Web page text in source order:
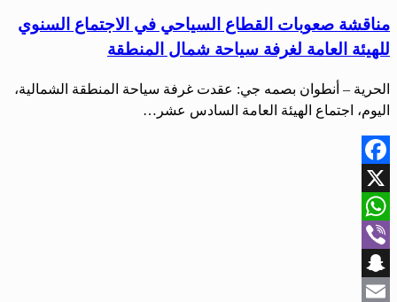
مناقشة صعوبات القطاع السياحي في الاجتماع السنوي
للهيئة العامة لغرفة سياحة شمال المنطقة
الحرية – أنطوان بصمه جي: عقدت غرفة سياحة المنطقة الشمالية،
اليوم، اجتماع الهيئة العامة السادس عشر…
Facebook
X
WhatsApp
Viber
Snapchat